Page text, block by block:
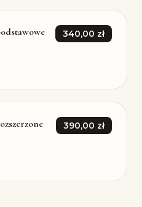
340,00 zł
390,00 zł